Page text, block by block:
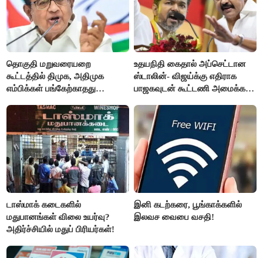
தொகுதி மறுவரையறை
கூட்டத்தில் திமுக, அதிமுக
எம்பிக்கள் பங்கேற்காதது
உதயநிதி கைதால் அப்செட்டான
ஸ்டாலின்- விஜய்க்கு எதிராக
பாஜகவுடன் கூட்டணி அமைக்க
டாஸ்மாக் கடைகளில்
மதுபானங்கள் விலை உயர்வு?
அதிர்ச்சியில் மதுப் பிரியர்கள்!
இனி கடற்கரை, பூங்காக்களில்
இலவச வைபை வசதி!